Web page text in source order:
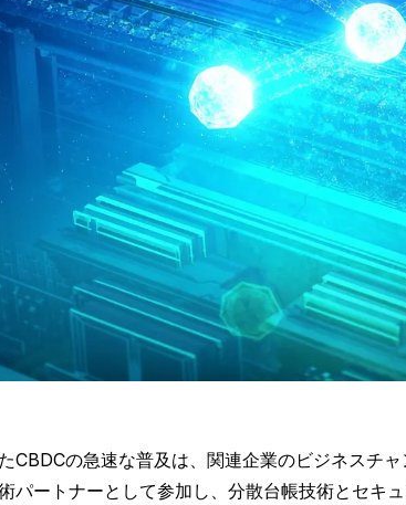
CBDCの急速な普及は、関連企業のビジネスチ
パートナーとして参加し、分散台帳技術とセ